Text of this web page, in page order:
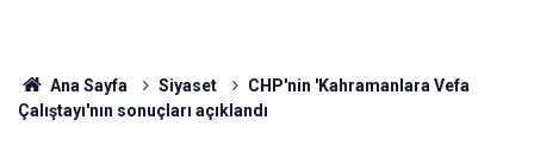
Ana Sayfa Siyaset
CHP'nin 'Kahramanlara Vefa
Çalıştayı'nın sonuçları açıklandı